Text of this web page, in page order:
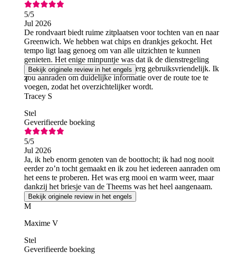
5/5
Jul 2026
De rondvaart biedt ruime zitplaatsen voor tochten van en naar
Greenwich. We hebben wat chips en drankjes gekocht. Het
tempo ligt laag genoeg om van alle uitzichten te kunnen
genieten. Het enige minpuntje was dat ik de dienstregeling
moeilijk kon begrijpen – die is niet erg gebruiksvriendelijk. Ik
zou aanraden om duidelijke informatie over de route toe te
voegen, zodat het overzichtelijker wordt.
Bekijk originele review in het engels
T
Tracey S
Stel
Geverifieerde boeking
5/5
Jul 2026
Ja, ik heb enorm genoten van de boottocht; ik had nog nooit
eerder zo’n tocht gemaakt en ik zou het iedereen aanraden om
het eens te proberen. Het was erg mooi en warm weer, maar
dankzij het briesje van de Theems was het heel aangenaam.
Bekijk originele review in het engels
M
Maxime V
Stel
Geverifieerde boeking